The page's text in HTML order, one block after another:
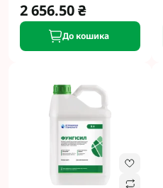
2 656.50 ₴
До кошика